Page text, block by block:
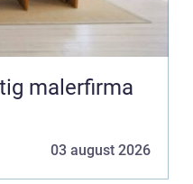
malerfirma
03 august 2026